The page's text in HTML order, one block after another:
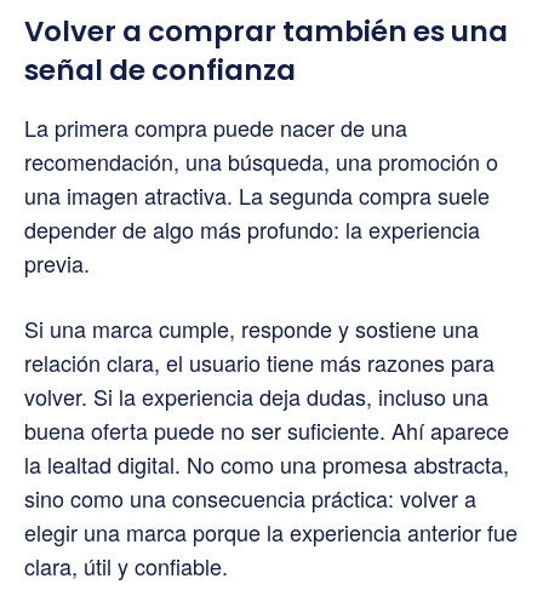
Volver a comprar también es una
señal de confianza
La primera compra puede nacer de una
recomendación, una búsqueda, una promoción o
una imagen atractiva. La segunda compra suele
depender de algo más profundo: la experiencia
previa.
Si una marca cumple, responde y sostiene una
relación clara, el usuario tiene más razones para
volver. Si la experiencia deja dudas, incluso una
buena oferta puede no ser suficiente. Ahí aparece
la lealtad digital. No como una promesa abstracta,
sino como una consecuencia práctica: volver a
elegir una marca porque la experiencia anterior fue
clara, útil y confiable.